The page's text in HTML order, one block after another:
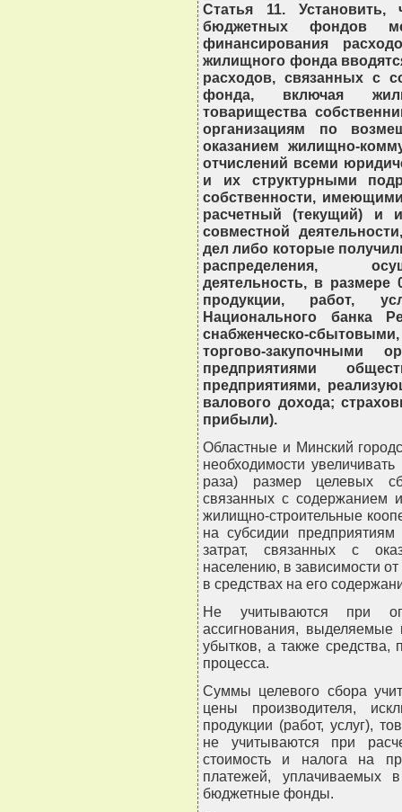
Статья 11.
бюджетных фондов
финансирования
жилищного фонда
расходов, связанных с
фонда, включая
товарищества
организациям по
оказанием жилищно-
отчислений всеми
и их структурными
собственности,
расчетный (текущий) и
совместной
дел либо которые
распределения,
деятельность, в размере
продукции, работ,
Национального банка
снабженческо-
торгово-закупочными
предприятиями
предприятиями,
валового дохода;
прибыли).
Областные и Минский
необходимости
раза) размер целевых
связанных с содержанием
жилищно-строительные
на субсидии
затрат, связанных с
населению, в зависимости
в средствах на его
Не учитываются при
ассигнования,
убытков, а также средства,
процесса.
Суммы целевого сбора
цены производителя,
продукции (работ, услуг),
не учитываются при
стоимость и налога на
платежей, уплачиваемых
бюджетные фонды.